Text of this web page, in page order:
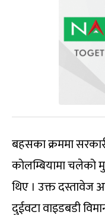
बहसका क्रममा
कोलम्बियामा चलेको
थिए । उक्त दस्तावेज
दुईवटा वाइडबडी